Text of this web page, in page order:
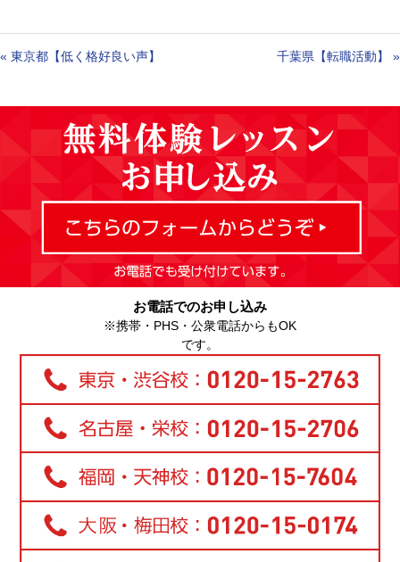
« 東京都【低く格好良い声】 千葉県【転職活動】 »
お電話でのお申し込み
※携帯・PHS・公衆電話からもOK
です。